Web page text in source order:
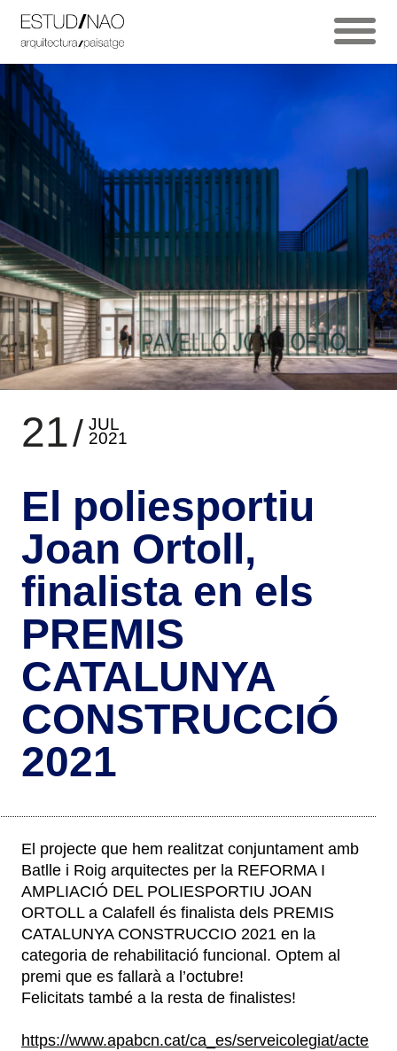
21 JUL
2021
El poliesportiu
Joan Ortoll,
finalista en els
PREMIS
CATALUNYA
CONSTRUCCIÓ
2021
El projecte que hem realitzat conjuntament amb
Batlle i Roig arquitectes per la REFORMA I
AMPLIACIÓ DEL POLIESPORTIU JOAN
ORTOLL a Calafell és finalista dels PREMIS
CATALUNYA CONSTRUCCIO 2021 en la
categoria de rehabilitació funcional. Optem al
premi que es fallarà a l’octubre!
Felicitats també a la resta de finalistes!
https://www.apabcn.cat/ca_es/serveicolegiat/acte